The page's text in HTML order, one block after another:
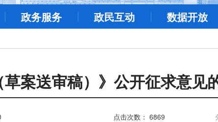
政务服务 政民互动 数据开放
案送审稿）》公开征求意见
点击次数： 6869